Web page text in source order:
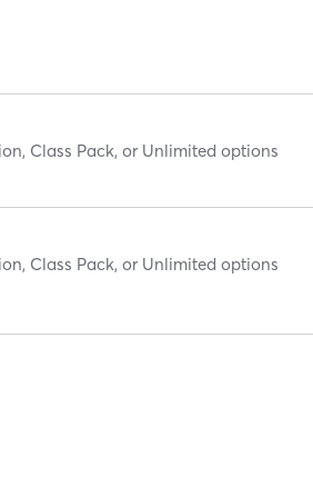
Class Pack, or Unlimited options
Class Pack, or Unlimited options